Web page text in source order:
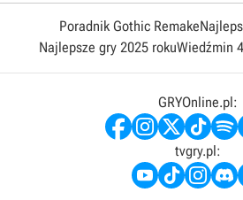
Poradnik Gothic Remake
Najlepsze gry 2025 rokuWiedźmin 4
GRYOnline.pl:
tvgry.pl: